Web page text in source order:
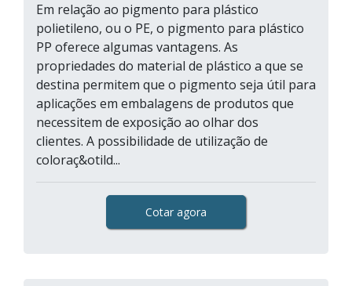
Em relação ao pigmento para plástico
polietileno, ou o PE, o pigmento para plástico
PP oferece algumas vantagens. As
propriedades do material de plástico a que se
destina permitem que o pigmento seja útil para
aplicações em embalagens de produtos que
necessitem de exposição ao olhar dos
clientes. A possibilidade de utilização de
coloraç&otild...
Cotar agora